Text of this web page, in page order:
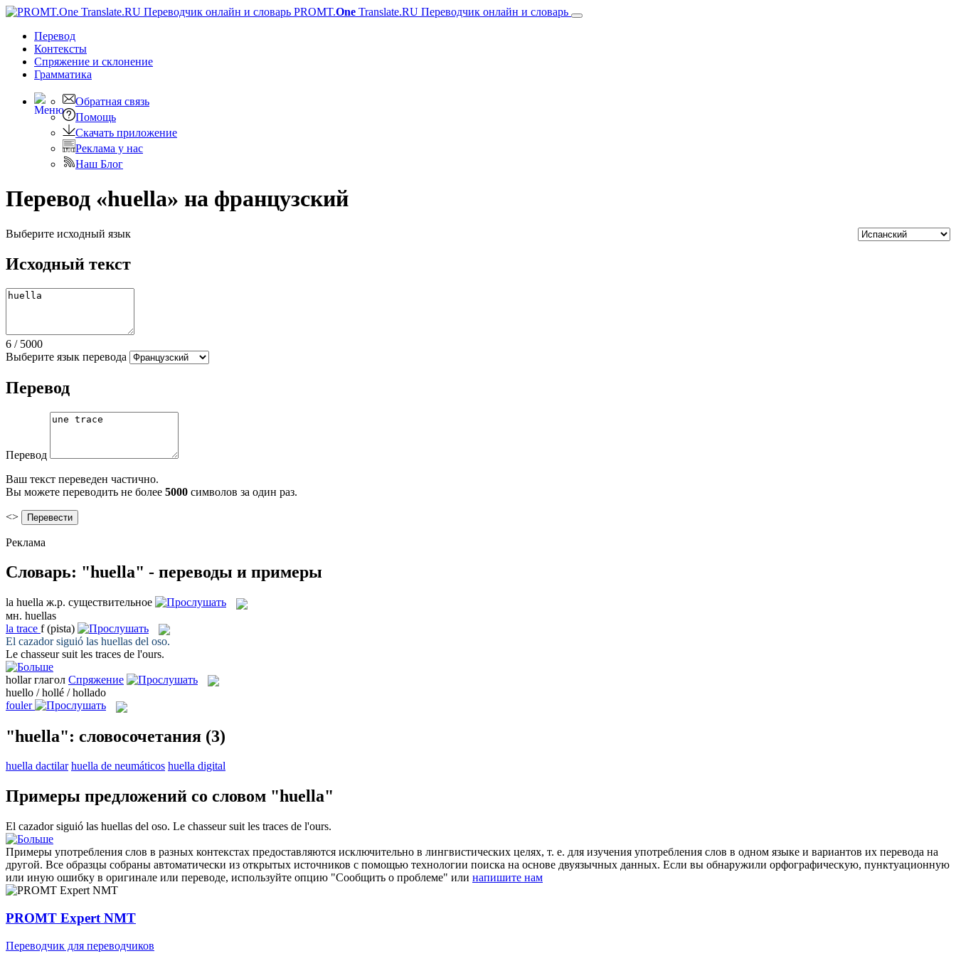
PROMT.One Translate.RU Переводчик онлайн и словарь
Перевод
Контексты
Спряжение и склонение
Грамматика
Обратная связь
Помощь
Скачать приложение
Реклама у нас
Наш Блог
Перевод «huella» на французский
Выберите исходный язык
Исходный текст
6 / 5000
Выберите язык перевода
Перевод
Перевод
Ваш текст переведен частично.
Вы можете переводить не более 5000 символов за один раз.
<>
Реклама
Словарь: "huella" - переводы и примеры
la huella ж.р. существительное
мн. huellas
la trace f (pista)
El cazador siguió las huellas del oso.
Le chasseur suit les traces de l'ours.
hollar глагол Спряжение
huello / hollé / hollado
fouler
"huella": словосочетания (3)
huella dactilar huella de neumáticos huella digital
Примеры предложений со словом "huella"
El cazador siguió las huellas del oso. Le chasseur suit les traces de l'ours.
Примеры употребления слов в разных контекстах предоставляются исключительно в лингвистических целях, т. е. для изучения употребления слов в одном языке и вариантов их перевода на
другой. Все образцы собраны автоматически из открытых источников с помощью технологии поиска на основе двуязычных данных. Если вы обнаружили орфографическую, пунктуационную
или иную ошибку в оригинале или переводе, используйте опцию "Сообщить о проблеме" или напишите нам
PROMT Expert NMT
Переводчик для переводчиков